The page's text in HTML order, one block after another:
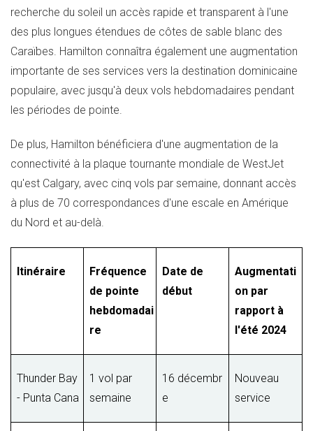
recherche du soleil un accès rapide et transparent à l'une
des plus longues étendues de côtes de sable blanc des
Caraïbes. Hamilton connaîtra également une augmentation
importante de ses services vers la destination dominicaine
populaire, avec jusqu'à deux vols hebdomadaires pendant
les périodes de pointe.
De plus, Hamilton bénéficiera d'une augmentation de la
connectivité à la plaque tournante mondiale de WestJet
qu'est Calgary, avec cinq vols par semaine, donnant accès
à plus de 70 correspondances d'une escale en Amérique
du Nord et au-delà.
Itinéraire
Fréquence
de pointe
hebdomadai
re
Date de
début
Augmentati
on par
rapport à
l'été 2024
Thunder Bay
- Punta Cana
1 vol par
semaine
16 décembr
e
Nouveau
service